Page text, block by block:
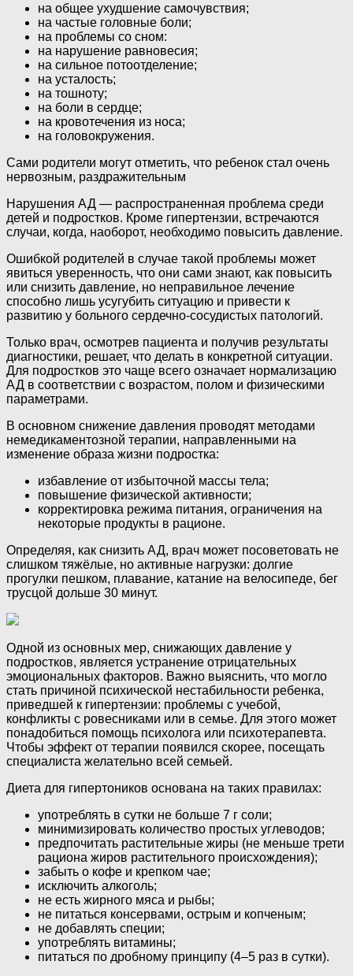
на общее ухудшение самочувствия;
на частые головные боли;
на проблемы со сном:
на нарушение равновесия;
на сильное потоотделение;
на усталость;
на тошноту;
на боли в сердце;
на кровотечения из носа;
на головокружения.
Сами родители могут отметить, что ребенок стал очень
нервозным, раздражительным
Нарушения АД — распространенная проблема среди
детей и подростков. Кроме гипертензии, встречаются
случаи, когда, наоборот, необходимо повысить давление.
Ошибкой родителей в случае такой проблемы может
явиться уверенность, что они сами знают, как повысить
или снизить давление, но неправильное лечение
способно лишь усугубить ситуацию и привести к
развитию у больного сердечно-сосудистых патологий.
Только врач, осмотрев пациента и получив результаты
диагностики, решает, что делать в конкретной ситуации.
Для подростков это чаще всего означает нормализацию
АД в соответствии с возрастом, полом и физическими
параметрами.
В основном снижение давления проводят методами
немедикаментозной терапии, направленными на
изменение образа жизни подростка:
избавление от избыточной массы тела;
повышение физической активности;
корректировка режима питания, ограничения на
некоторые продукты в рационе.
Определяя, как снизить АД, врач может посоветовать не
слишком тяжёлые, но активные нагрузки: долгие
прогулки пешком, плавание, катание на велосипеде, бег
трусцой дольше 30 минут.
Одной из основных мер, снижающих давление у
подростков, является устранение отрицательных
эмоциональных факторов. Важно выяснить, что могло
стать причиной психической нестабильности ребенка,
приведшей к гипертензии: проблемы с учебой,
конфликты с ровесниками или в семье. Для этого может
понадобиться помощь психолога или психотерапевта.
Чтобы эффект от терапии появился скорее, посещать
специалиста желательно всей семьей.
Диета для гипертоников основана на таких правилах:
употреблять в сутки не больше 7 г соли;
минимизировать количество простых углеводов;
предпочитать растительные жиры (не меньше трети
рациона жиров растительного происхождения);
забыть о кофе и крепком чае;
исключить алкоголь;
не есть жирного мяса и рыбы;
не питаться консервами, острым и копченым;
не добавлять специи;
употреблять витамины;
питаться по дробному принципу (4–5 раз в сутки).